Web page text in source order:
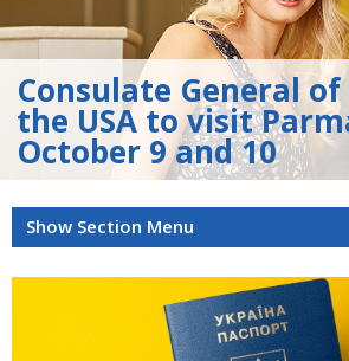
Consulate General
the USA to visit
October 9 and 10
Show Section Menu